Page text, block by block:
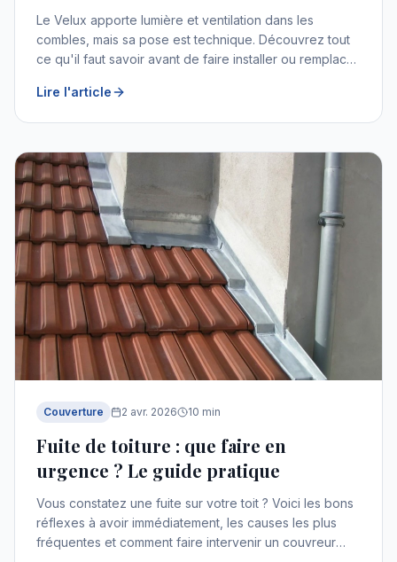
Le Velux apporte lumière et ventilation dans les
combles, mais sa pose est technique. Découvrez tout
ce qu'il faut savoir avant de faire installer ou remplacer
Lire l'article
Couverture 2 avr. 2026 10 min
Fuite de toiture : que faire en
urgence ? Le guide pratique
Vous constatez une fuite sur votre toit ? Voici les bons
réflexes à avoir immédiatement, les causes les plus
fréquentes et comment faire intervenir un couvreur